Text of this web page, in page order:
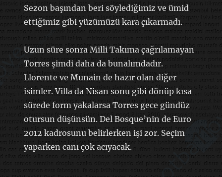
Sezon başından beri söylediğimiz ve ümid
ettiğimiz gibi yüzümüzü kara çıkarmadı.
Uzun süre sonra Milli Takıma çağrılamayan
Torres şimdi daha da bunalımdadır.
Llorente ve Munain de hazır olan diğer
isimler. Villa da Nisan sonu gibi dönüp kısa
sürede form yakalarsa Torres gece gündüz
otursun düşünsün. Del Bosque’nin de Euro
2012 kadrosunu belirlerken işi zor. Seçim
yaparken canı çok acıyacak.